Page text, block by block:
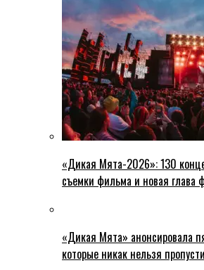
«Дикая Мята-2026»: 130
съемки фильма и новая глава
«Дикая Мята» анонсировала
которые никак нельзя